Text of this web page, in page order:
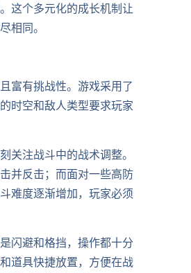
这个多元化的成长机制让
相同。
富有挑战性。游戏采用了
时空和敌人类型要求玩家
注战斗中的战术调整。
并反击；而面对一些高防
难度逐渐增加，玩家必须
闪避和格挡，操作都十分
道具快捷放置，方便在战